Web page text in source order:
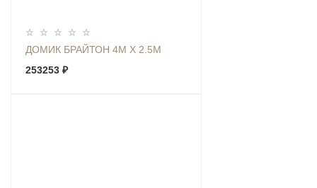
ДОМИК БРАЙТОН 4М Х 2.5М
253253 ₽